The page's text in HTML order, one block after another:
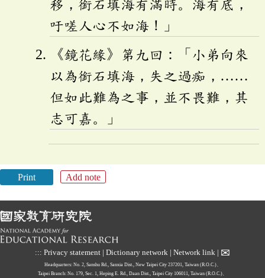
移，銜石填海有滿時。海有底，
吁嗟人心不如海！」
《鏡花緣》第九回：「小弟向來
以為銜石填海，失之過痴，……
但如此難為之事，並不畏難，其
志可嘉。」
Print Add note
::: Privacy statement Dictionary network Network link ✉
Headquarters: No. 2, Sanshu Rd., Sanxia Dist., New Taipei City 237201, Taiwan (R.O.C.)、
Taipei Branch: No. 179, Sec. 1, Heping E. Rd., Daan Dist., Taipei City 106011, Taiwan (R.O.C.)、